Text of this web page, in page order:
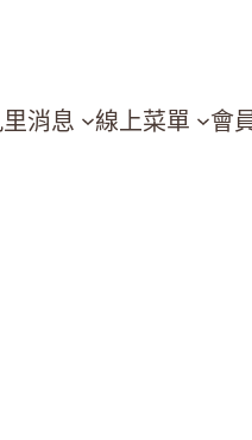
消息 線上菜單 會